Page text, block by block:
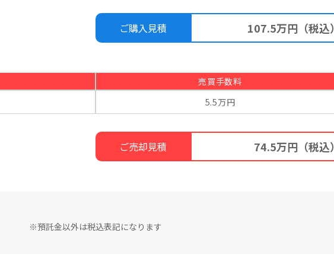
ご購入見積 107.5万円 （税込）
売買手数料
5.5万円
ご売却見積 74.5万円 （税込）
※預託金以外は税込表記になります